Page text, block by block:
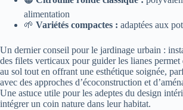
alimentation
🌱 Variétés compactes : adaptées aux
Un dernier conseil pour le jardinage urbain :
des filets verticaux pour guider les lianes permet
au sol tout en offrant une esthétique soignée,
avec des approches d’écoconstruction et
Une astuce utile pour les adeptes du design
intégrer un coin nature dans leur habitat.